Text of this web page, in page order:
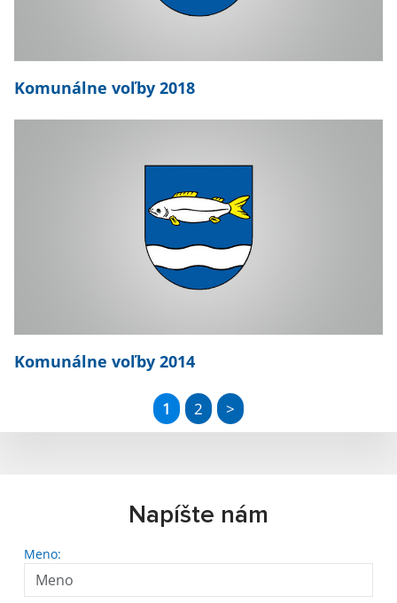
Komunálne voľby 2018
Komunálne voľby 2014
1 2 >
Napíšte nám
Meno: